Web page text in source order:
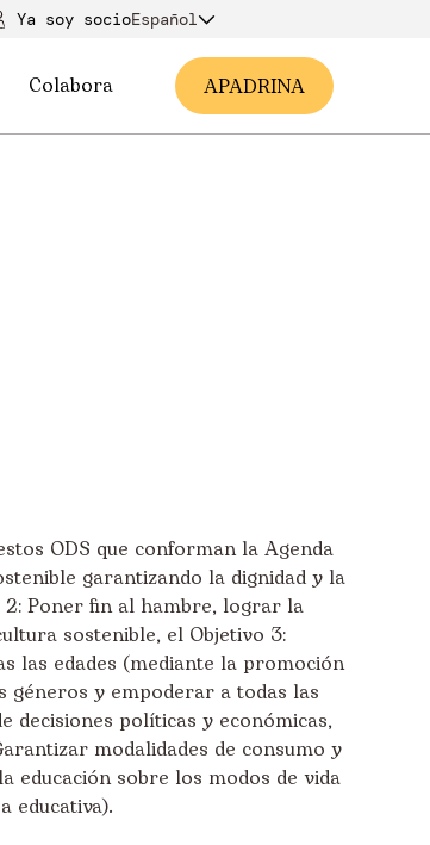
Ya soy socioEspañol
Colabora APADRINA
ODS que conforman la Agenda
garantizando la dignidad y la
2: Poner fin al hambre, lograr la
sostenible, el Objetivo 3:
las edades (mediante la promoción
géneros y empoderar a todas las
decisiones políticas y económicas,
modalidades de consumo y
educación sobre los modos de vida
educativa).